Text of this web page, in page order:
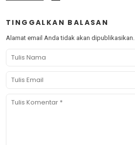
TINGGALKAN BALASAN
Alamat email Anda tidak akan dipublikasikan.